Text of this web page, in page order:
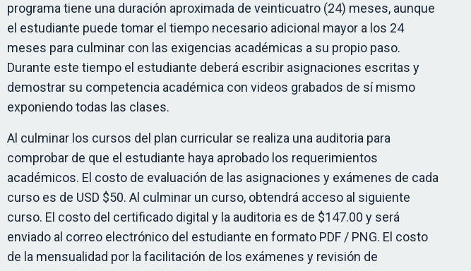
programa tiene una duración aproximada de veinticuatro (24) meses, aunque
el estudiante puede tomar el tiempo necesario adicional mayor a los 24
meses para culminar con las exigencias académicas a su propio paso.
Durante este tiempo el estudiante deberá escribir asignaciones escritas y
demostrar su competencia académica con videos grabados de sí mismo
exponiendo todas las clases.
Al culminar los cursos del plan curricular se realiza una auditoria para
comprobar de que el estudiante haya aprobado los requerimientos
académicos. El costo de evaluación de las asignaciones y exámenes de cada
curso es de USD $50. Al culminar un curso, obtendrá acceso al siguiente
curso. El costo del certificado digital y la auditoria es de $147.00 y será
enviado al correo electrónico del estudiante en formato PDF / PNG. El costo
de la mensualidad por la facilitación de los exámenes y revisión de